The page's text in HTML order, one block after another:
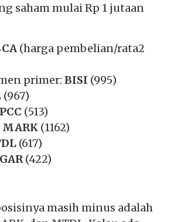
saham mulai Rp 1 jutaan
(harga pembelian/rata2
primer: BISI (995)
(967)
(513)
MARK (1162)
(617)
(422)
masih minus adalah